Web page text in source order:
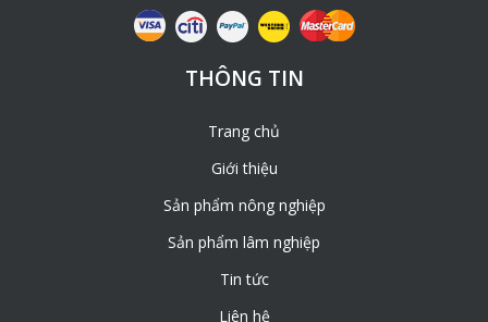
THÔNG TIN
Trang chủ
Giới thiệu
Sản phẩm nông nghiệp
Sản phẩm lâm nghiệp
Tin tức
Liên hệ